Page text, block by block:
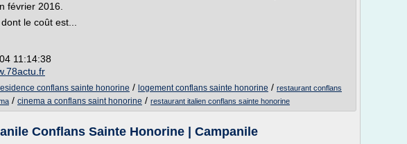
février 2016.
le coût est...
11:14:38
conflans sainte honorine / logement conflans sainte honorine / restaurant conflans
/ cinema a conflans saint honorine / restaurant italien conflans sainte honorine
Conflans Sainte Honorine | Campanile